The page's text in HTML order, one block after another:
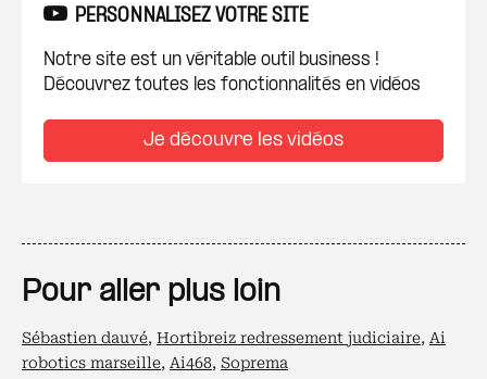
PERSONNALISEZ VOTRE SITE
Notre site est un véritable outil business !
Découvrez toutes les fonctionnalités en vidéos
Je découvre les vidéos
Pour aller plus loin
Sébastien dauvé, Hortibreiz redressement judiciaire, Ai
robotics marseille, Ai468, Soprema